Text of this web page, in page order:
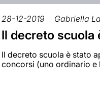
28-12-2019 Gabriella
Il decreto scuola
Il decreto scuola è stato
concorsi (uno ordinario